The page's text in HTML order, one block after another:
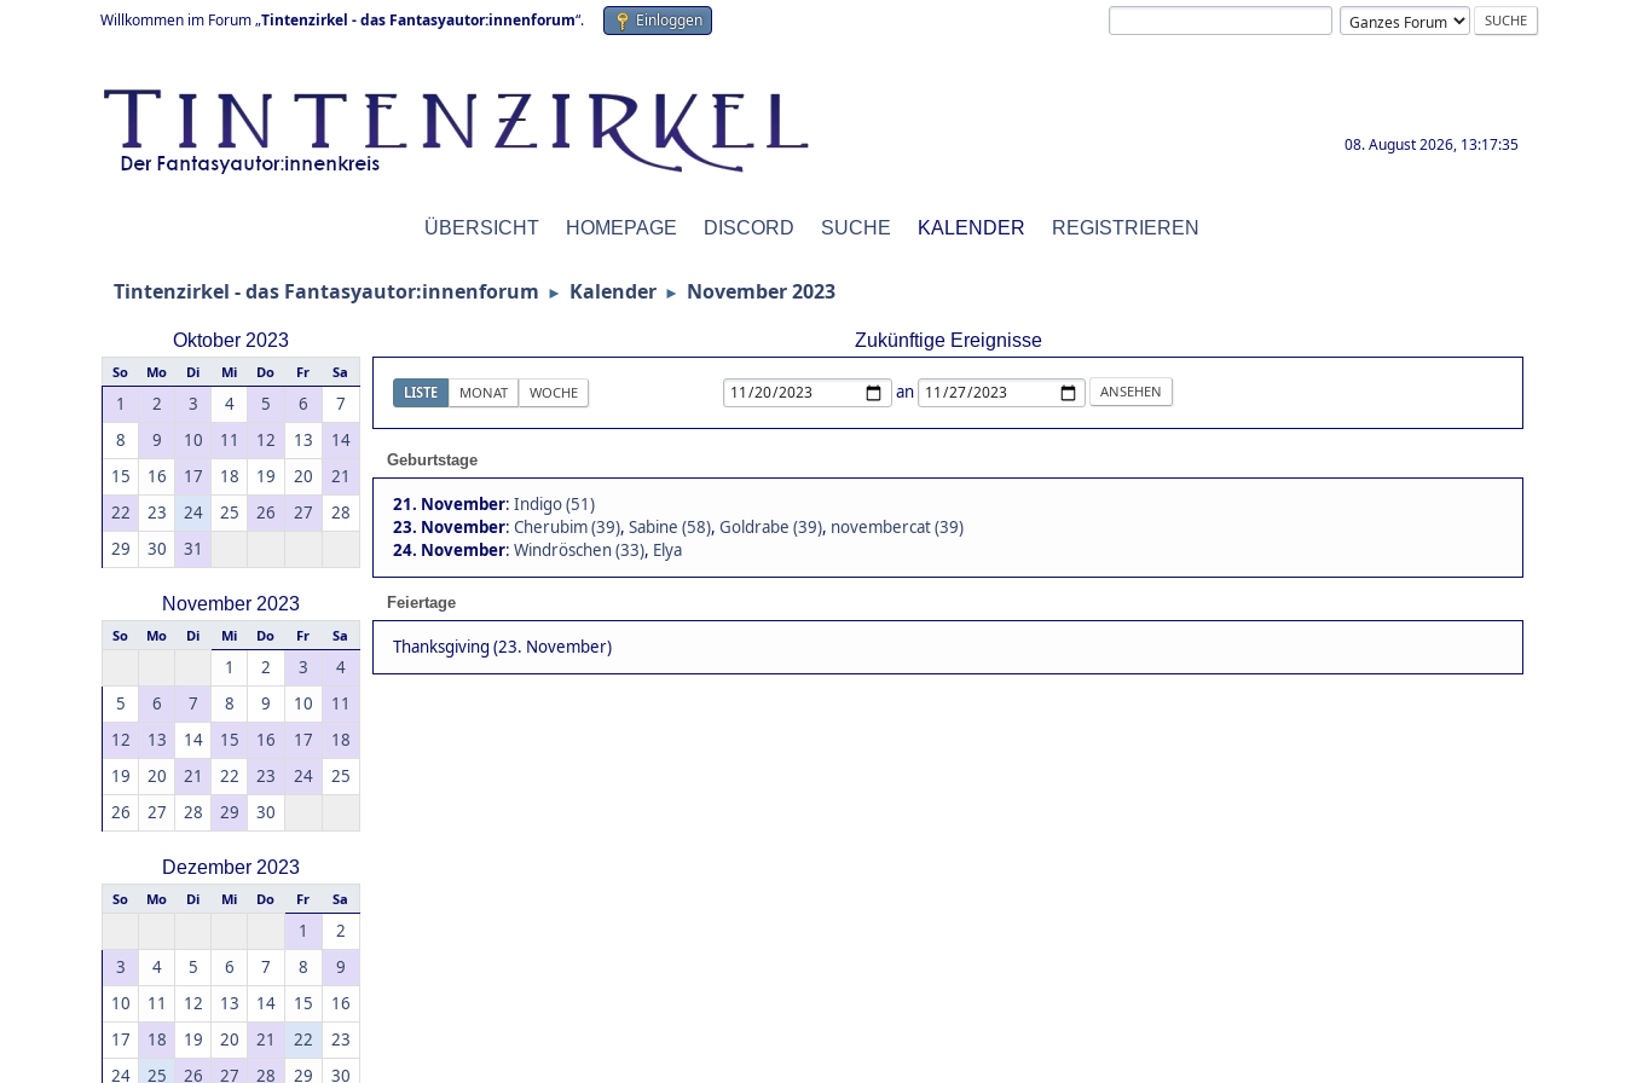
Willkommen im Forum „Tintenzirkel - das Fantasyautor:innenforum“. Einloggen
08. August 2026, 13:17:35
ÜBERSICHT HOMEPAGE DISCORD SUCHE KALENDER REGISTRIEREN
Tintenzirkel - das Fantasyautor:innenforum ► Kalender ► November 2023
Oktober 2023
So Mo Di Mi Do Fr Sa
1 2 3 4 5 6
7
8
9 10 11 12 13
14
15
16 17 18 19 20
21
22
23 24 25 26 27
28
29
30 31
November 2023
So Mo Di Mi Do Fr Sa
1 2 3
4
5
6 7 8 9 10
11
12
13 14 15 16 17
18
19
20 21 22 23 24
25
26
27 28 29 30
Dezember 2023
So Mo Di Mi Do Fr Sa
1
2
3
4 5 6 7 8
9
10
11 12 13 14 15
16
17
18 19 20 21 22
23
24
25 26 27 28 29 30
Zukünftige Ereignisse
LISTE MONAT WOCHE an
Geburtstage
21. November: Indigo (51)
23. November: Cherubim (39), Sabine (58), Goldrabe (39), novembercat (39)
24. November: Windröschen (33), Elya
Feiertage
Thanksgiving (23. November)